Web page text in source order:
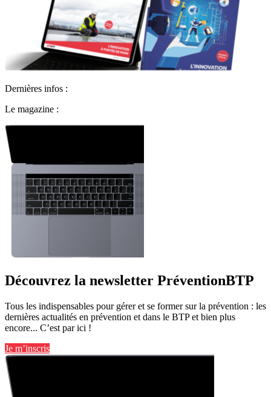
Dernières infos :
Le magazine :
Découvrez la newsletter PréventionBTP
Tous les indispensables pour gérer et se former sur la prévention : les
dernières actualités en prévention et dans le BTP et bien plus
encore... C’est par ici !
Je m’inscris